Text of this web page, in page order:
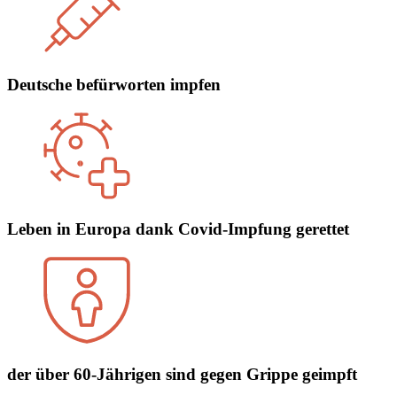
Deutsche befürworten impfen
Leben in Europa dank Covid-Impfung gerettet
der über 60-Jährigen sind gegen Grippe geimpft